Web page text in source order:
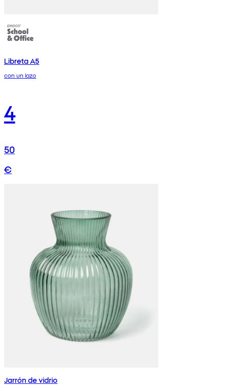
Libreta A5
con un lazo
4
50
€
Jarrón de vidrio